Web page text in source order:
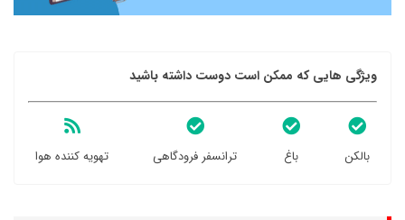
ویژگی هایی که ممکن است دوست داشته باشید
بالکن باغ ترانسفر فرودگاهی تهویه کننده هوا